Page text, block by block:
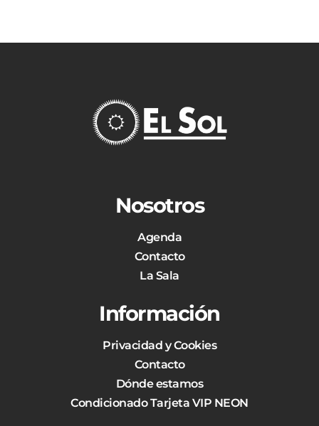
Nosotros
Agenda
Contacto
La Sala
Información
Privacidad y Cookies
Contacto
Dónde estamos
Condicionado Tarjeta VIP NEON